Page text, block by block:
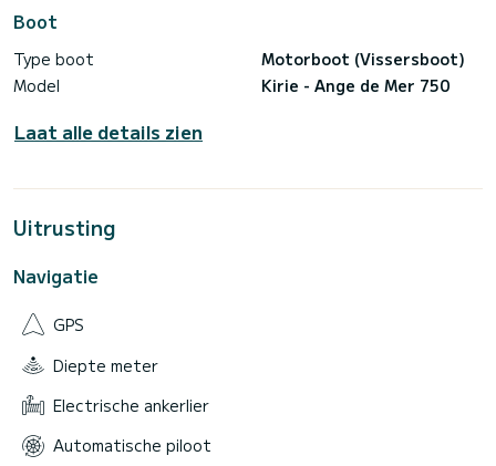
Boot
Type boot
Motorboot (Vissersboot)
Model
Kirie - Ange de Mer 750
Laat alle details zien
Uitrusting
Navigatie
GPS
Diepte meter
Electrische ankerlier
Automatische piloot